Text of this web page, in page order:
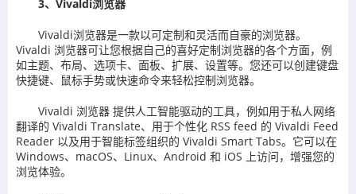
3、Vivaldi浏览器
Vivaldi浏览器是一款以可定制和灵活而自豪的浏览器。
Vivaldi 浏览器可让您根据自己的喜好定制浏览器的各个方面，例
如主题、布局、选项卡、面板、扩展、设置等。您还可以创建键盘
快捷键、鼠标手势或快速命令来轻松控制浏览器。
Vivaldi 浏览器 提供人工智能驱动的工具，例如用于私人网络
翻译的 Vivaldi Translate、用于个性化 RSS feed 的 Vivaldi Feed
Reader 以及用于智能标签组织的 Vivaldi Smart Tabs。它可以在
Windows、macOS、Linux、Android 和 iOS 上访问，增强您的
浏览体验。